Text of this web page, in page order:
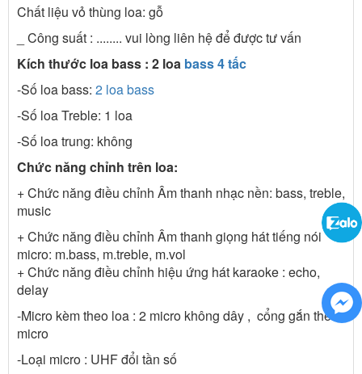
Chất liệu vỏ thùng loa: gỗ
_ Công suất : ........ vui lòng liên hệ để được tư vấn
Kích thước loa bass : 2 loa bass 4 tấc
-Số loa bass: 2 loa bass
-Số loa Treble: 1 loa
-Số loa trung: không
Chức năng chỉnh trên loa:
+ Chức năng điều chỉnh Âm thanh nhạc nền: bass, treble,
music
+ Chức năng điều chỉnh Âm thanh giọng hát tiếng nói
micro: m.bass, m.treble, m.vol
+ Chức năng điều chỉnh hiệu ứng hát karaoke : echo,
delay
-Micro kèm theo loa : 2 micro không dây , cổng gắn thêm
micro
-Loại micro : UHF đổi tần số